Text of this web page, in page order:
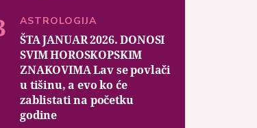
ASTROLOGIJA
ŠTA JANUAR 2026. DONOSI
SVIM HOROSKOPSKIM
ZNAKOVIMA Lav se povlači
u tišinu, a evo ko će
zablistati na početku
godine